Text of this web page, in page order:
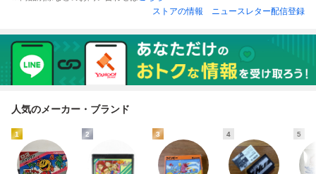
ストアの情報
ニュースレター配信登録
人気のメーカー・ブランド
1 2 3 4 5